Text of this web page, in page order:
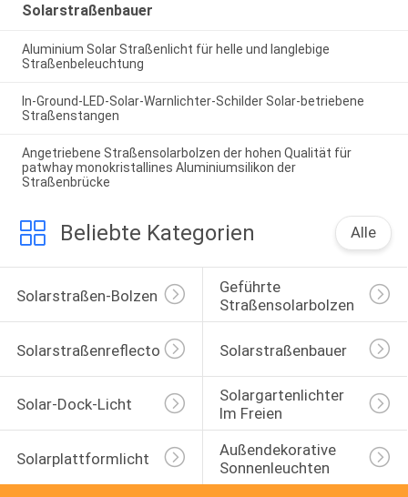
Solarstraßenbauer
Aluminium Solar Straßenlicht für helle und langlebige
Straßenbeleuchtung
In-Ground-LED-Solar-Warnlichter-Schilder Solar-betriebene
Straßenstangen
Angetriebene Straßensolarbolzen der hohen Qualität für
patwhay monokristallines Aluminiumsilikon der
Straßenbrücke
Beliebte Kategorien Alle
Solarstraßen-Bolzen
Geführte
Straßensolarbolzen
Solarstraßenreflectoren Solarstraßenbauer
Solar-Dock-Licht
Solargartenlichter
Im Freien
Solarplattformlicht
Außendekorative
Sonnenleuchten